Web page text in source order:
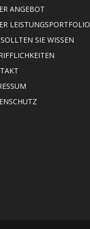
ANGEBOT
LEISTUNGSPORTFOLIO
SIE WISSEN